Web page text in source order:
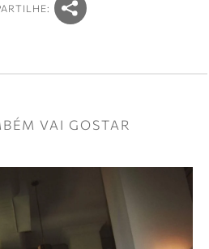
VAI GOSTAR